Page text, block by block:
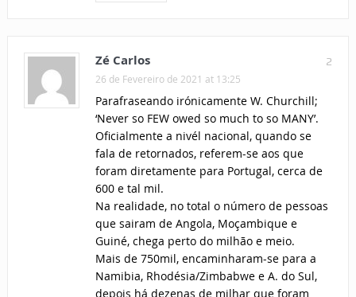
2
Zé Carlos
26 de Fevereiro de 2021 at 13:25
Parafraseando irónicamente W. Churchill;
‘Never so FEW owed so much to so MANY’.
Oficialmente a nivél nacional, quando se
fala de retornados, referem-se aos que
foram diretamente para Portugal, cerca de
600 e tal mil.
Na realidade, no total o número de pessoas
que sairam de Angola, Moçambique e
Guiné, chega perto do milhão e meio.
Mais de 750mil, encaminharam-se para a
Namibia, Rhodésia/Zimbabwe e A. do Sul,
depois há dezenas de milhar que foram